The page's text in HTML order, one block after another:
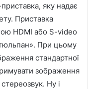
яку надає
Приставка
HDMI або S-video
При цьому
стандартної
зображення
стереозвук. Ну і